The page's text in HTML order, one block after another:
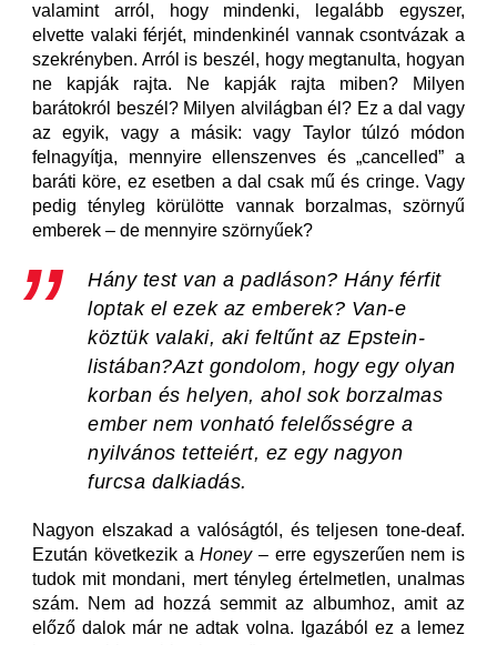
valamint arról, hogy mindenki, legalább egyszer,
elvette valaki férjét, mindenkinél vannak csontvázak a
szekrényben. Arról is beszél, hogy megtanulta, hogyan
ne kapják rajta. Ne kapják rajta miben? Milyen
barátokról beszél? Milyen alvilágban él? Ez a dal vagy
az egyik, vagy a másik: vagy Taylor túlzó módon
felnagyítja, mennyire ellenszenves és „cancelled” a
baráti köre, ez esetben a dal csak mű és cringe. Vagy
pedig tényleg körülötte vannak borzalmas, szörnyű
emberek – de mennyire szörnyűek?
Hány test van a padláson? Hány férfit
loptak el ezek az emberek? Van-e
köztük valaki, aki feltűnt az Epstein-
listában?Azt gondolom, hogy egy olyan
korban és helyen, ahol sok borzalmas
ember nem vonható felelősségre a
nyilvános tetteiért, ez egy nagyon
furcsa dalkiadás.
Nagyon elszakad a valóságtól, és teljesen tone-deaf.
Ezután következik aHoney– erre egyszerűen nem is
tudok mit mondani, mert tényleg értelmetlen, unalmas
szám. Nem ad hozzá semmit az albumhoz, amit az
előző dalok már ne adtak volna. Igazából ez a lemez